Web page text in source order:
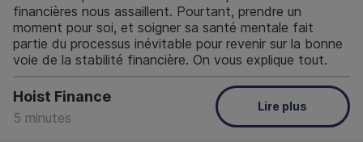
financières nous assaillent. Pourtant, prendre un
moment pour soi, et soigner sa santé mentale fait
partie du processus inévitable pour revenir sur la bonne
voie de la stabilité financière. On vous explique tout.
Hoist Finance
5 minutes
Lire plus